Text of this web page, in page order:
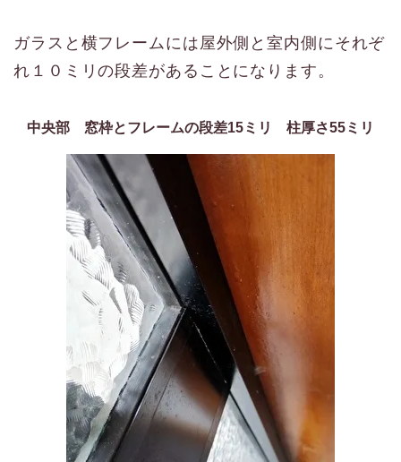
ガラスと横フレームには屋外側と室内側にそれぞ
れ１０ミリの段差があることになります。
中央部 窓枠とフレームの段差15ミリ 柱厚さ55ミリ